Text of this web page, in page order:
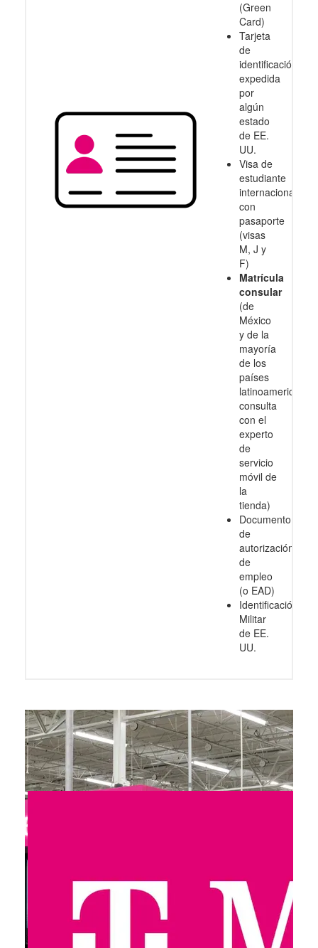
(Green
Card)
Tarjeta
de
identificación
expedida
por
algún
estado
de EE.
UU.
Visa de
estudiante
internacional
con
pasaporte
(visas
M, J y
F)
Matrícula
consular
(de
México
y de la
mayoría
de los
países
latinoamericanos,
consulta
con el
experto
de
servicio
móvil de
la
tienda)
Documento
de
autorización
de
empleo
(o EAD)
Identificación
Militar
de EE.
UU.